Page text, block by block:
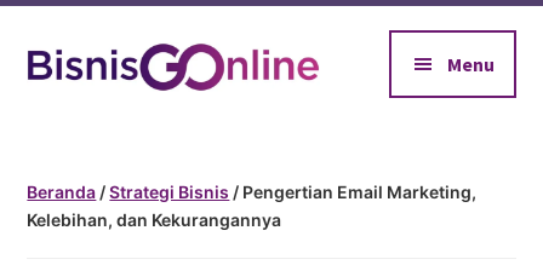
main
footer
Additional
menu
Makin
Official
Menu
Beranda /Strategi Bisnis / Pengertian Email Marketing,
Kelebihan, dan Kekurangannya